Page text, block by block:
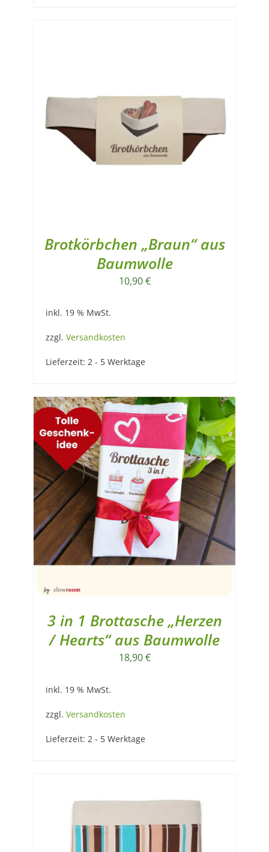
Brotkörbchen „Braun“ aus
Baumwolle
10,90€
inkl. 19 % MwSt.
zzgl. Versandkosten
Lieferzeit: 2 - 5 Werktage
3 in 1 Brottasche „Herzen
/ Hearts“ aus Baumwolle
18,90€
inkl. 19 % MwSt.
zzgl. Versandkosten
Lieferzeit: 2 - 5 Werktage